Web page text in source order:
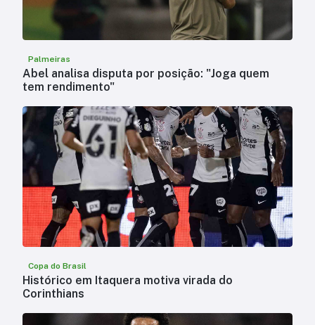
Palmeiras
Abel analisa disputa por posição: "Joga quem
tem rendimento"
Copa do Brasil
Histórico em Itaquera motiva virada do
Corinthians